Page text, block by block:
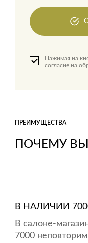
Нажимая на
согласие на
ПОЧЕМУ
ПРЕИМУЩЕСТВА
В НАЛИЧИИ
В салоне-
7000